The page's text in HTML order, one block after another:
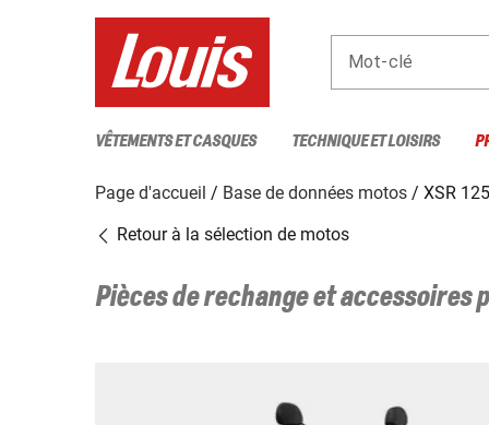
Mot-clé
VÊTEMENTS ET CASQUES TECHNIQUE ET LOISIRS
Page d'accueil Base de données motos
XSR
Retour à la sélection de motos
Pièces de rechange et accessoires